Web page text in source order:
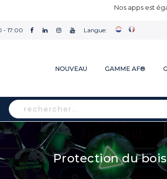
Nos apps est
- 17:00 Langue:
NOUVEAU GAMME AF®
Rechercher
Protection du bois